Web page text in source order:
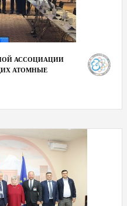
АССОЦИАЦИИ
АТОМНЫЕ